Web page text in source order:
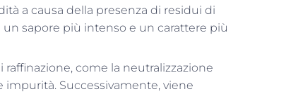
a causa della presenza di residui di
sapore più intenso e un carattere più
raffinazione, come la neutralizzazione
impurità. Successivamente, viene